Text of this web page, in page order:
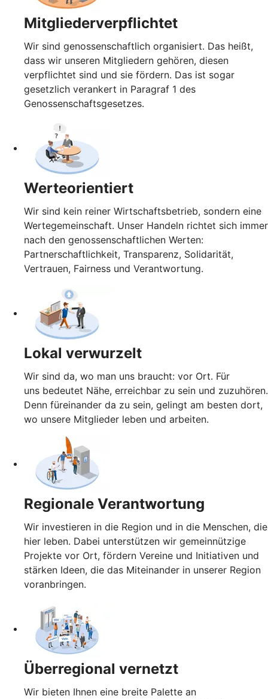
Mitgliederverpflichtet
Wir sind genossenschaftlich organisiert. Das heißt,
dass wir unseren Mitgliedern gehören, diesen
verpflichtet sind und sie fördern. Das ist sogar
gesetzlich verankert in Paragraf 1 des
Genossenschaftsgesetzes.
Werteorientiert
Wir sind kein reiner Wirtschaftsbetrieb, sondern eine
Wertegemeinschaft. Unser Handeln richtet sich immer
nach den genossenschaftlichen Werten:
Partnerschaftlichkeit, Transparenz, Solidarität,
Vertrauen, Fairness und Verantwortung.
Lokal verwurzelt
Wir sind da, wo man uns braucht: vor Ort. Für
uns bedeutet Nähe, erreichbar zu sein und zuzuhören.
Denn füreinander da zu sein, gelingt am besten dort,
wo unsere Mitglieder leben und arbeiten.
Regionale Verantwortung
Wir investieren in die Region und in die Menschen, die
hier leben. Dabei unterstützen wir gemeinnützige
Projekte vor Ort, fördern Vereine und Initiativen und
stärken Ideen, die das Miteinander in unserer Region
voranbringen.
Überregional vernetzt
Wir bieten Ihnen eine breite Palette an